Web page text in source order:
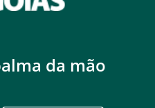
da mão